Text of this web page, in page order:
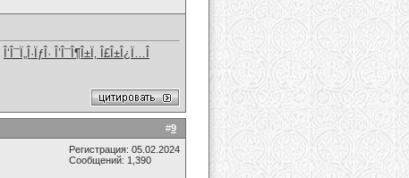
Î‘Î¯Ï„Î·ÏƒÎ· Î’Î¯Î¶Î±Ï‚ Î£Î±Î¿Ï…Î
#9
Регистрация: 05.02.2024
Сообщений: 1,390